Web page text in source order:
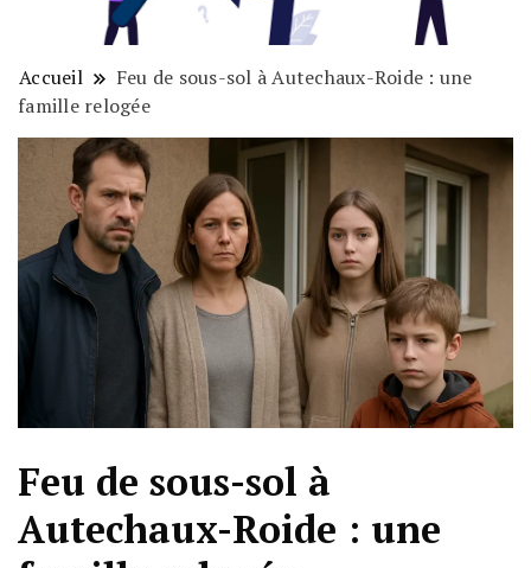
Accueil
Feu de sous-sol à Autechaux-Roide : une
famille relogée
Feu de sous-sol à
Autechaux-Roide : une